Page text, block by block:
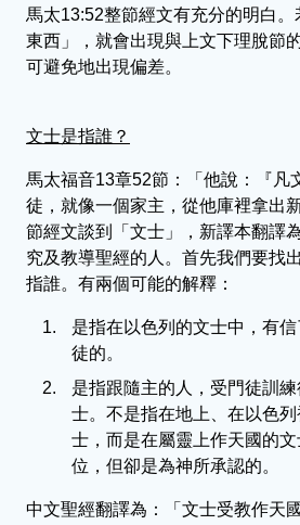
馬太13:52整節經文有充分的明白
東西」，就會出現與上文下理脫節
可避免地出現偏差。
文士是指誰？
馬太福音13章52節：「他說：『凡
徒，就像一個家主，從他庫裡拿出
節經文談到「文士」，新譯本翻譯
究及教導聖經的人。首先我們要找
指誰。有兩個可能的解釋：
是指在以色列的文士中，有
徒的。
是指跟隨主的人，受門徒訓
士。不是指在地上、在以色
士，而是在屬靈上作天國的
位，但卻是為神所承認的。
中文聖經翻譯為：「文士受教作天